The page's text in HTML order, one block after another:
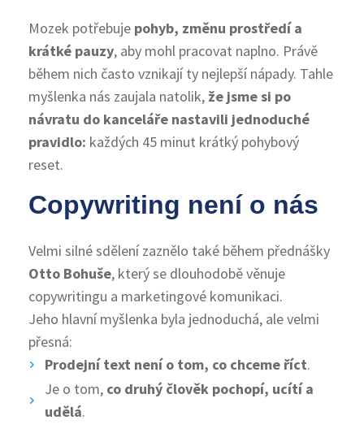
Mozek potřebuje pohyb, změnu prostředí a
krátké pauzy, aby mohl pracovat naplno. Právě
během nich často vznikají ty nejlepší nápady. Tahle
myšlenka nás zaujala natolik, že jsme si po
návratu do kanceláře nastavili jednoduché
pravidlo: každých 45 minut krátký pohybový
reset.
Copywriting není o nás
Velmi silné sdělení zaznělo také během přednášky
Otto Bohuše, který se dlouhodobě věnuje
copywritingu a marketingové komunikaci.
Jeho hlavní myšlenka byla jednoduchá, ale velmi
přesná:
Prodejní text není o tom, co chceme říct.
Je o tom, co druhý člověk pochopí, ucítí a
udělá.